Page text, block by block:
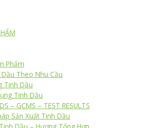
Phẩm
Theo Nhu Cầu
Tinh Dầu
Tinh Dầu
– GCMS – TEST RESULTS
Sản Xuất Tinh Dầu